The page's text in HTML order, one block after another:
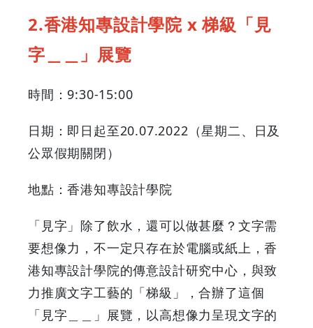
2.香港知專設計學院 x 梯級「見
字＿＿」展覽
時間：9:30-15:00
日期：即日起至20.07.2022（星期二、日及
公眾假期關閉）
地點：香港知專設計學院
「見字」除了飲水，還可以做甚麼？文字需
要想像力，不一定只存在於電腦或紙上，香
港知專設計學院的傳意設計研究中心，與致
力推廣文字工藝的「梯級」，合辦了這個
「見字＿＿」展覽，以高想像力呈現文字的